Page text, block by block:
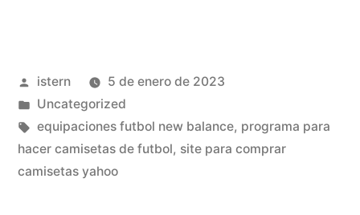
Publicado
por
istern
5 de enero de 2023
Publicado
en
Uncategorized
Etiquetas:
equipaciones futbol new balance, programa para
hacer camisetas de futbol, site para comprar
camisetas yahoo